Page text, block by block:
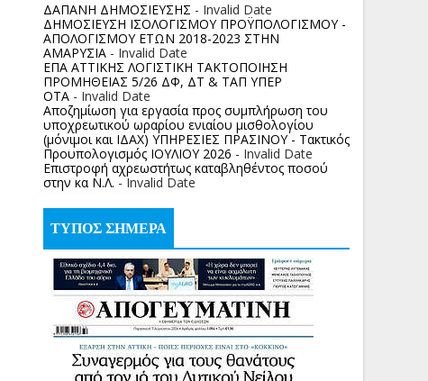
ΔΑΠΑΝΗ ΔΗΜΟΣΙΕΥΣΗΣ - Invalid Date
ΔΗΜΟΣΙΕΥΣΗ ΙΣΟΛΟΓΙΣΜΟΥ ΠΡΟΫΠΟΛΟΓΙΣΜΟΥ -
ΑΠΟΛΟΓΙΣΜΟΥ ΕΤΩΝ 2018-2023 ΣΤΗΝ
ΑΜΑΡΥΣΙΑ - Invalid Date
ΕΠΑ ΑΤΤΙΚΗΣ ΛΟΓΙΣΤΙΚΗ ΤΑΚΤΟΠΟΙΗΣΗ
ΠΡΟΜΗΘΕΙΑΣ 5/26 ΔΦ, ΔΤ & ΤΑΠ ΥΠΕΡ
ΟΤΑ - Invalid Date
Αποζημίωση για εργασία προς συμπλήρωση του
υποχρεωτικού ωραρίου ενιαίου μισθολογίου
(μόνιμοι και ΙΔΑΧ) ΥΠΗΡΕΣΙΕΣ ΠΡΑΣΙΝΟΥ - Τακτικός
Προυπολογισμός ΙΟΥΛΙΟΥ 2026 - Invalid Date
Επιστροφή αχρεωστήτως καταβληθέντος ποσoύ
στην κα Ν.Λ. - Invalid Date
ΤΥΠΟΣ ΣΗΜΕΡΑ